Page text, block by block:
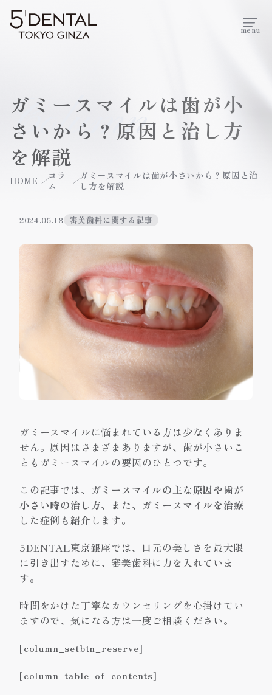
menu
Column
ガミースマイルは歯が小
さいから？原因と治し方
を解説
HOME
コラ
ム
ガミースマイルは歯が小さいから？原因と治
し方を解説
2024.05.18 審美歯科に関する記事
ガミースマイルに悩まれている方は少なくありま
せん。原因はさまざまありますが、歯が小さいこ
ともガミースマイルの要因のひとつです。
この記事では、 ガミースマイルの主な原因や歯が
小さい時の治し方、また、ガミースマイルを治療
した症例も紹介します。
5DENTAL東京銀座では、口元の美しさを最大限
に引き出すために、審美歯科に力を入れていま
す。
時間をかけた丁寧なカウンセリングを心掛けてい
ますので、気になる方は一度ご相談ください。
[column_setbtn_reserve]
[column_table_of_contents]